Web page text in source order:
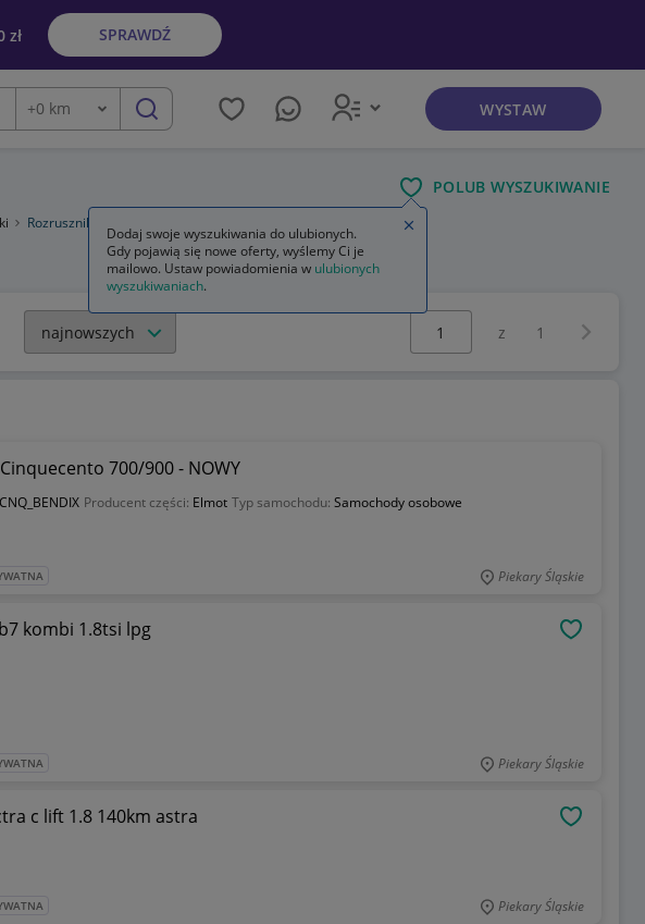
zł SPRAWDŹ
frazę
Odległość
+0 km szukaj WYSTAW
POLUB WYSZUKIWANIE
Rozruszniki kompletne
Wybierz stronę:
z 1
700/900 - NOWY
CNQ_BENDIX Producent części: Elmot Typ samochodu: Samochody osobowe
Piekary Śląskie
kombi 1.8tsi lpg
Piekary Śląskie
c lift 1.8 140km astra
Piekary Śląskie
Dodaj swoje wyszukiwania do ulubionych.
Gdy pojawią się nowe oferty, wyślemy Ci je
mailowo. Ustaw powiadomienia w ulubionych
wyszukiwaniach.
Zamknij wskazówkę